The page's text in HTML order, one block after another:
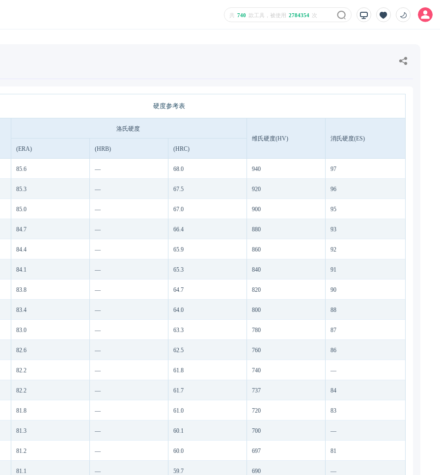
共 740 款工具，被使用 2784354 次
硬度参考表
洛氏硬度
维氏硬度(HV)
消氏硬度(ES)
(ERA)
(HRB) (HRC)
85.6 — 68.0 940 97
85.3 — 67.5 920 96
85.0 — 67.0 900 95
84.7 — 66.4 880 93
84.4 — 65.9 860 92
84.1 — 65.3 840 91
83.8 — 64.7 820 90
83.4 — 64.0 800 88
83.0 — 63.3 780 87
82.6 — 62.5 760 86
82.2 — 61.8 740 —
82.2 — 61.7 737 84
81.8 — 61.0 720 83
81.3 — 60.1 700 —
81.2 — 60.0 697 81
81.1 — 59.7 690 —